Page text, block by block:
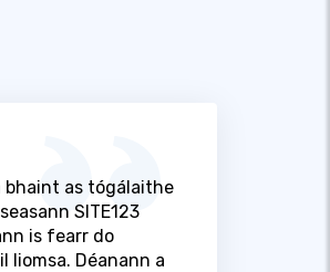
bhaint as tógálaithe
SITE123
is fearr do
liomsa. Déanann a